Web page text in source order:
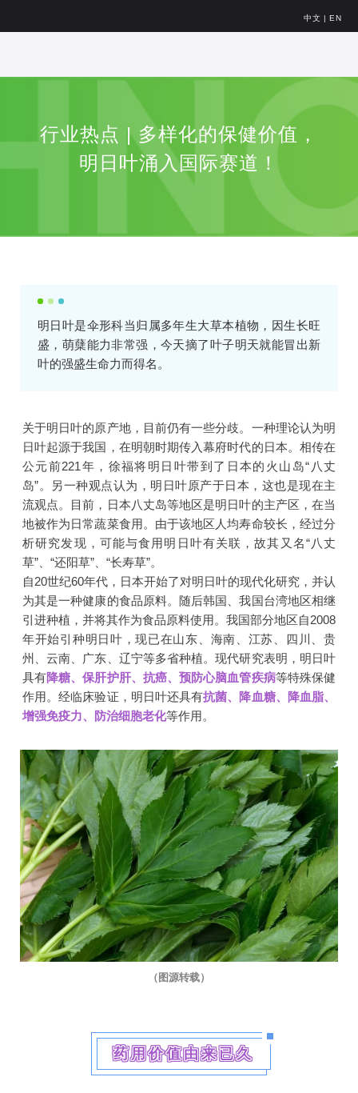
中文 | EN
行业热点 | 多样化的保健价值，
明日叶涌入国际赛道！
明日叶是伞形科当归属多年生大草本植物，因生长旺
盛，萌蘖能力非常强，今天摘了叶子明天就能冒出新
叶的强盛生命力而得名。
关于明日叶的原产地，目前仍有一些分歧。一种理论认为明
日叶起源于我国，在明朝时期传入幕府时代的日本。相传在
公元前221年，徐福将明日叶带到了日本的火山岛“八丈
岛”。另一种观点认为，明日叶原产于日本，这也是现在主
流观点。目前，日本八丈岛等地区是明日叶的主产区，在当
地被作为日常蔬菜食用。由于该地区人均寿命较长，经过分
析研究发现，可能与食用明日叶有关联，故其又名“八丈
草”、“还阳草”、“长寿草”。
自20世纪60年代，日本开始了对明日叶的现代化研究，并认
为其是一种健康的食品原料。随后韩国、我国台湾地区相继
引进种植，并将其作为食品原料使用。我国部分地区自2008
年开始引种明日叶，现已在山东、海南、江苏、四川、贵
州、云南、广东、辽宁等多省种植。现代研究表明，明日叶
具有降糖、保肝护肝、抗癌、预防心脑血管疾病等特殊保健
作用。经临床验证，明日叶还具有抗菌、降血糖、降血脂、
增强免疫力、防治细胞老化等作用。
（图源转载）
药用价值由来已久